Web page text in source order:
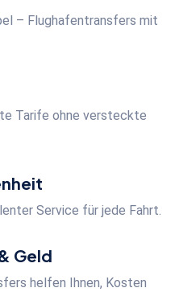
– Flughafentransfers mit
Tarife ohne versteckte
Service für jede Fahrt.
Geld
helfen Ihnen, Kosten